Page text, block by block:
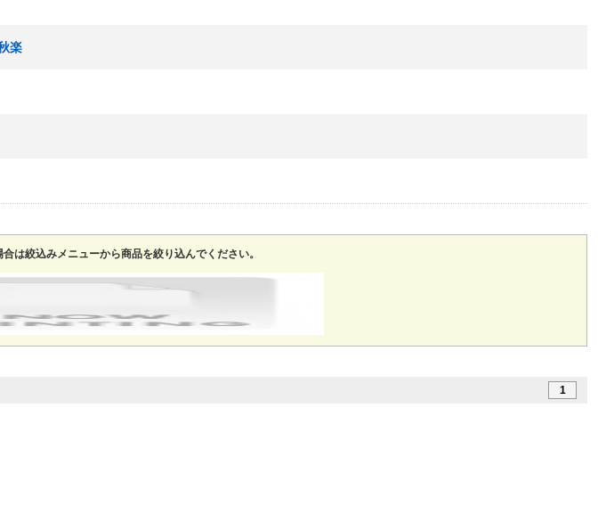
楽
は絞込みメニューから商品を絞り込んでください。
1